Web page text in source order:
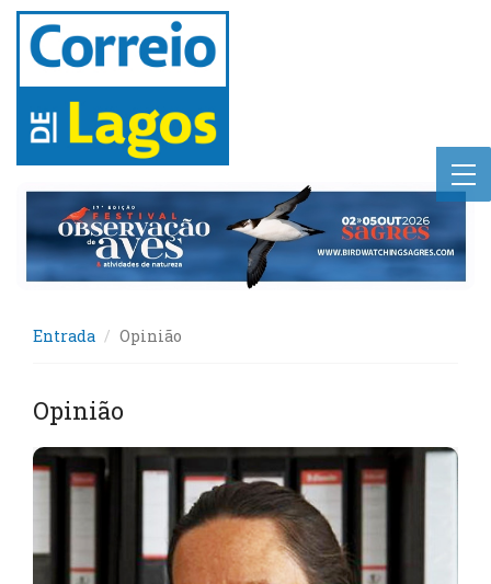
Entrada Opinião
Opinião